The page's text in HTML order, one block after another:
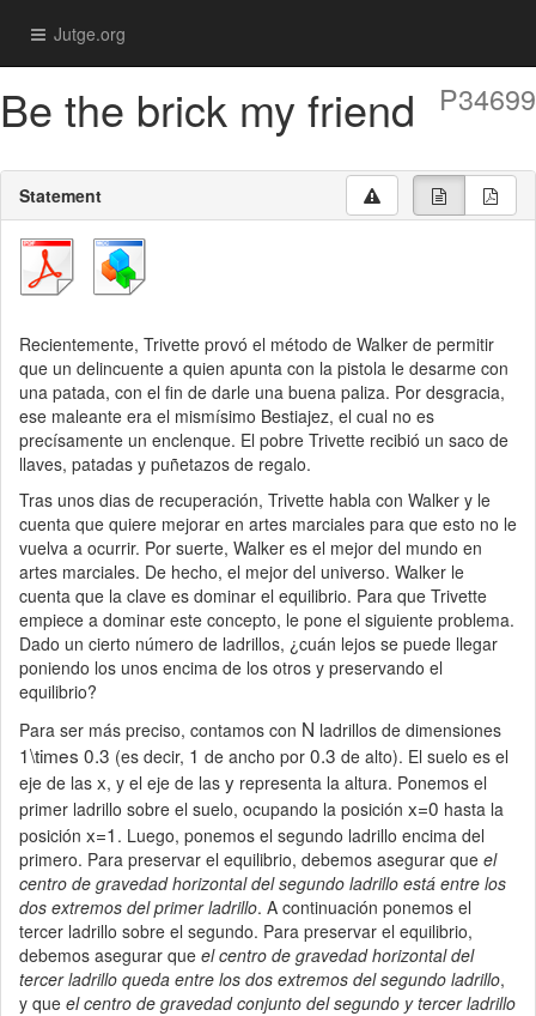
Jutge.org
Be the brick my friend P34699
Statement
Recientemente, Trivette provó el método de Walker de permitir
que un delincuente a quien apunta con la pistola le desarme con
una patada, con el fin de darle una buena paliza. Por desgracia,
ese maleante era el mismísimo Bestiajez, el cual no es
precísamente un enclenque. El pobre Trivette recibió un saco de
llaves, patadas y puñetazos de regalo.
Tras unos dias de recuperación, Trivette habla con Walker y le
cuenta que quiere mejorar en artes marciales para que esto no le
vuelva a ocurrir. Por suerte, Walker es el mejor del mundo en
artes marciales. De hecho, el mejor del universo. Walker le
cuenta que la clave es dominar el equilibrio. Para que Trivette
empiece a dominar este concepto, le pone el siguiente problema.
Dado un cierto número de ladrillos, ¿cuán lejos se puede llegar
poniendo los unos encima de los otros y preservando el
equilibrio?
Para ser más preciso, contamos con N ladrillos de dimensiones
1\times 0.3 (es decir, 1 de ancho por 0.3 de alto). El suelo es el
eje de las x, y el eje de las y representa la altura. Ponemos el
primer ladrillo sobre el suelo, ocupando la posición x=0 hasta la
posición x=1 . Luego, ponemos el segundo ladrillo encima del
primero. Para preservar el equilibrio, debemos asegurar que el
centro de gravedad horizontal del segundo ladrillo está entre los
dos extremos del primer ladrillo. A continuación ponemos el
tercer ladrillo sobre el segundo. Para preservar el equilibrio,
debemos asegurar que el centro de gravedad horizontal del
tercer ladrillo queda entre los dos extremos del segundo ladrillo,
y que el centro de gravedad conjunto del segundo y tercer ladrillo